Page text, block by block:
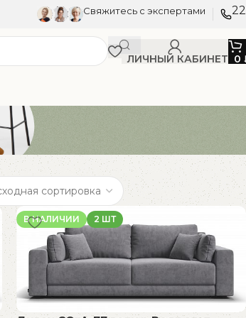
Свяжитесь с экспертами
ЛИЧНЫЙ КАБИНЕТ 0
В НАЛИЧИИ 2 ШТ